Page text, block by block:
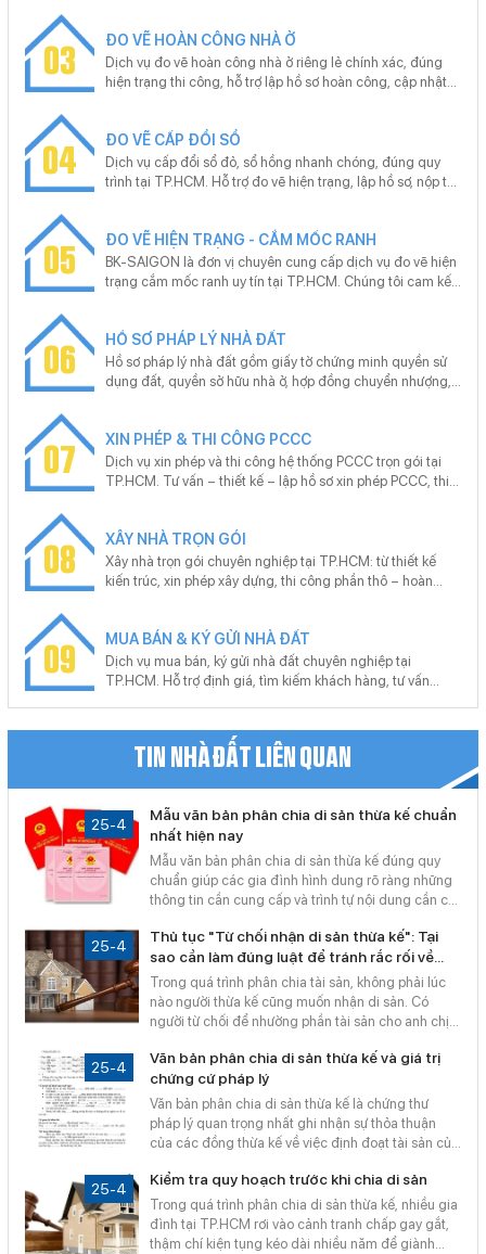
vẽ chính xác có thể quyết định việc bạn tiết kiệm hàng
chục triệu đồng và tránh những rắc rối pháp lý kéo dài
nhiều năm. BK-SAIGON – với đội ngũ kỹ thuật viên giàu
chóng, chuẩn xác, giá hợp lý, đáp ứng yêu cầu của cả cá
nhân lẫn doanh nghiệp.
03
ĐO VẼ HOÀN CÔNG NHÀ Ở
Dịch vụ đo vẽ hoàn công nhà ở riêng lẻ chính xác, đúng
hiện trạng thi công, hỗ trợ lập hồ sơ hoàn công, cập nhật
hệ BK-SAIGON gặp Mr. Hoan - 0977 960 616
04
ĐO VẼ CẤP ĐỔI SỔ
Dịch vụ cấp đổi sổ đỏ, sổ hồng nhanh chóng, đúng quy
trình tại TP.HCM. Hỗ trợ đo vẽ hiện trạng, lập hồ sơ, nộp tại
thửa, hoàn công.
05
ĐO VẼ HIỆN TRẠNG - CẮM MỐC RANH
BK-SAIGON là đơn vị chuyên cung cấp dịch vụ đo vẽ hiện
trạng cắm mốc ranh uy tín tại TP.HCM. Chúng tôi cam kết
đội ngũ kỹ sư chuyên nghiệp và trang thiết bị hiện đại, BK-
SAIGON tự hào mang đến dịch vụ chất lượng cao, đáp
ứng nhu cầu của khách hàng trong bối cảnh thị trường bất
06
HỒ SƠ PHÁP LÝ NHÀ ĐẤT
Hồ sơ pháp lý nhà đất gồm giấy tờ chứng minh quyền sử
dụng đất, quyền sở hữu nhà ở, hợp đồng chuyển nhượng,
vẽ, hoàn công, mua bán, tách thửa, hợp thửa, sang tên,
đăng ký thế chấp, tra thông tin quy hoạch.
07
XIN PHÉP & THI CÔNG PCCC
Dịch vụ xin phép và thi công hệ thống PCCC trọn gói tại
TP.HCM. Tư vấn – thiết kế – lập hồ sơ xin phép PCCC, thi
chuẩn, không phát sinh, hỗ trợ trọn gói.
08
XÂY NHÀ TRỌN GÓI
Xây nhà trọn gói chuyên nghiệp tại TP.HCM: từ thiết kế
kiến trúc, xin phép xây dựng, thi công phần thô – hoàn
báo giá theo yêu cầu từng công trình.
09
MUA BÁN & KÝ GỬI NHÀ ĐẤT
Dịch vụ mua bán, ký gửi nhà đất chuyên nghiệp tại
TP.HCM. Hỗ trợ định giá, tìm kiếm khách hàng, tư vấn
tận nơi, không phát sinh chi phí.
TIN NHÀ ĐẤT LIÊN QUAN
25-4
Mẫu văn bản phân chia di sản thừa kế chuẩn
nhất hiện nay
Mẫu văn bản phân chia di sản thừa kế đúng quy
chuẩn giúp các gia đình hình dung rõ ràng những
thông tin cần cung cấp và trình tự nội dung cần có.
thừa kế dễ dàng thống nhất quan điểm mà còn
giúp đơn vị tư vấn như Bản Đồ Số Sài Gòn đẩy
nhanh tiến độ làm việc với cơ quan công chứng và
tài nguyên môi trường.
25-4
Thủ tục "Từ chối nhận di sản thừa kế": Tại
sao cần làm đúng luật để tránh rắc rối về
sau?
Trong quá trình phân chia tài sản, không phải lúc
nào người thừa kế cũng muốn nhận di sản. Có
người từ chối để nhường phần tài sản cho anh chị
kèm theo những nghĩa vụ tài chính (nợ nần) quá
lớn. Tuy nhiên, việc từ chối không thể nói bằng lời
mà phải được lập thành văn bản theo quy trình chặt
chẽ. Cùng Bản Đồ Số Sài Gòn tìm hiểu các quy
định cốt lõi về thủ tục này.
25-4
Văn bản phân chia di sản thừa kế và giá trị
chứng cứ pháp lý
Văn bản phân chia di sản thừa kế là chứng thư
pháp lý quan trọng nhất ghi nhận sự thỏa thuận
của các đồng thừa kế về việc định đoạt tài sản của
vững chắc cho việc sang tên sổ đỏ, nội dung và
hình thức phải tuyệt đối tuân thủ các quy định của
Luật Công chứng và Bộ luật Dân sự, một tiêu chuẩn
mà Bản Đồ Số Sài Gòn luôn cam kết đảm bảo cho
25-4
Kiểm tra quy hoạch trước khi chia di sản
Trong quá trình phân chia di sản thừa kế, nhiều gia
đình tại TP.HCM rơi vào cảnh tranh chấp gay gắt,
thậm chí kiện tụng kéo dài nhiều năm để giành